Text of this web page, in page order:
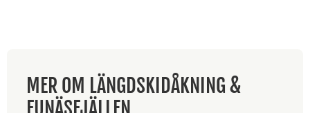
MER OM LÄNGDSKIDÅKNING &